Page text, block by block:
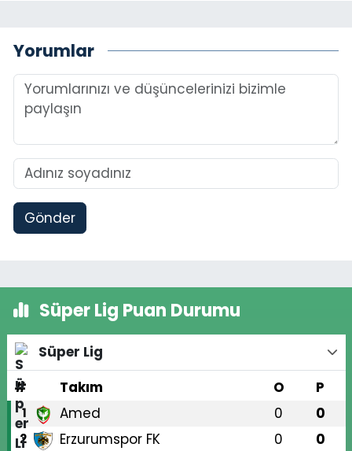
Yorumlar
Gönder
Süper Lig Puan Durumu
Süper Lig
#
Takım O P
1 Amed 0 0
2 Erzurumspor FK 0 0